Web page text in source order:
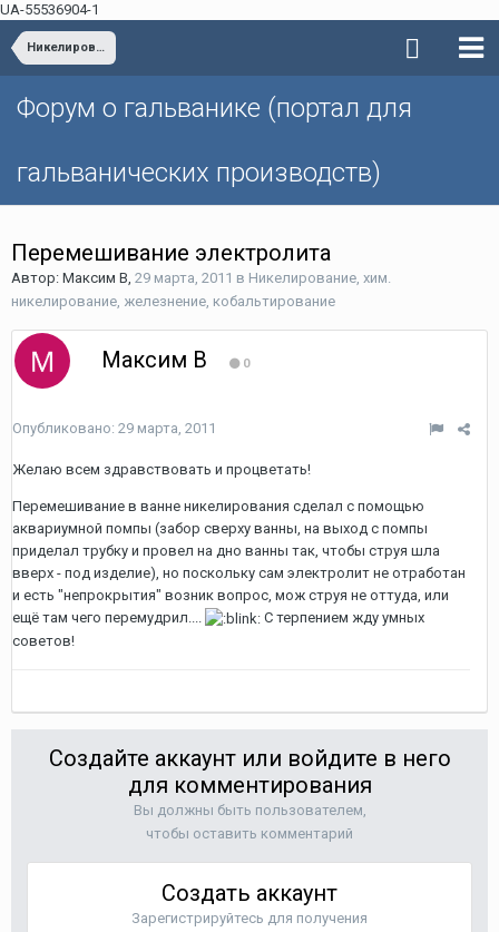
UA-55536904-1
Никелирование, хим. никелирование, железнение, кобальтирование
Форум о гальванике (портал для
гальванических производств)
Перемешивание электролита
Автор: Максим В, 29 марта, 2011 в Никелирование, хим.
никелирование, железнение, кобальтирование
Максим В 0
Опубликовано: 29 марта, 2011
Желаю всем здравствовать и процветать!
Перемешивание в ванне никелирования сделал с помощью
аквариумной помпы (забор сверху ванны, на выход с помпы
приделал трубку и провел на дно ванны так, чтобы струя шла
вверх - под изделие), но поскольку сам электролит не отработан
и есть "непрокрытия" возник вопрос, мож струя не оттуда, или
ещё там чего перемудрил....
С терпением жду умных
советов!
Создайте аккаунт или войдите в него
для комментирования
Вы должны быть пользователем,
чтобы оставить комментарий
Создать аккаунт
Зарегистрируйтесь для получения